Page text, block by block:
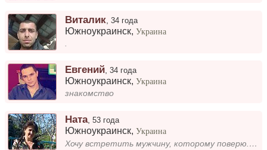
Виталик ,34 года
Южноукраинск,Украина
Евгений ,34 года
Южноукраинск,Украина
знакомство
Ната,53 года
Южноукраинск,Украина
Хочу встретить мужчину, которому поверю. Ищу свою половинку.